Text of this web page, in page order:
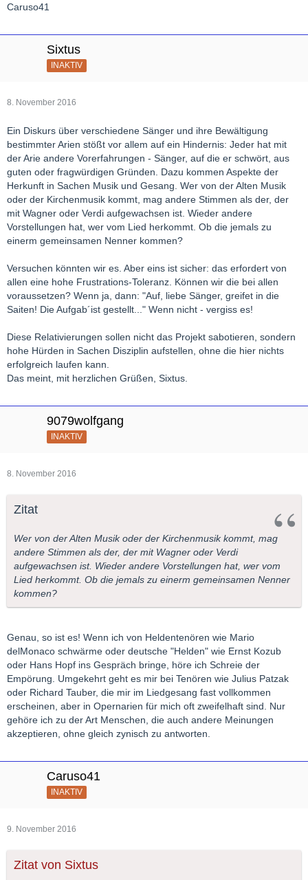
Caruso41
Sixtus
INAKTIV
8. November 2016
Ein Diskurs über verschiedene Sänger und ihre Bewältigung
bestimmter Arien stößt vor allem auf ein Hindernis: Jeder hat mit
der Arie andere Vorerfahrungen - Sänger, auf die er schwört, aus
guten oder fragwürdigen Gründen. Dazu kommen Aspekte der
Herkunft in Sachen Musik und Gesang. Wer von der Alten Musik
oder der Kirchenmusik kommt, mag andere Stimmen als der, der
mit Wagner oder Verdi aufgewachsen ist. Wieder andere
Vorstellungen hat, wer vom Lied herkommt. Ob die jemals zu
einerm gemeinsamen Nenner kommen?
Versuchen könnten wir es. Aber eins ist sicher: das erfordert von
allen eine hohe Frustrations-Toleranz. Können wir die bei allen
voraussetzen? Wenn ja, dann: "Auf, liebe Sänger, greifet in die
Saiten! Die Aufgab´ist gestellt..." Wenn nicht - vergiss es!
Diese Relativierungen sollen nicht das Projekt sabotieren, sondern
hohe Hürden in Sachen Disziplin aufstellen, ohne die hier nichts
erfolgreich laufen kann.
Das meint, mit herzlichen Grüßen, Sixtus.
9079wolfgang
INAKTIV
8. November 2016
Zitat
Wer von der Alten Musik oder der Kirchenmusik kommt, mag
andere Stimmen als der, der mit Wagner oder Verdi
aufgewachsen ist. Wieder andere Vorstellungen hat, wer vom
Lied herkommt. Ob die jemals zu einerm gemeinsamen Nenner
kommen?
Genau, so ist es! Wenn ich von Heldentenören wie Mario
delMonaco schwärme oder deutsche "Helden" wie Ernst Kozub
oder Hans Hopf ins Gespräch bringe, höre ich Schreie der
Empörung. Umgekehrt geht es mir bei Tenören wie Julius Patzak
oder Richard Tauber, die mir im Liedgesang fast vollkommen
erscheinen, aber in Opernarien für mich oft zweifelhaft sind. Nur
gehöre ich zu der Art Menschen, die auch andere Meinungen
akzeptieren, ohne gleich zynisch zu antworten.
Caruso41
INAKTIV
9. November 2016
Zitat von Sixtus